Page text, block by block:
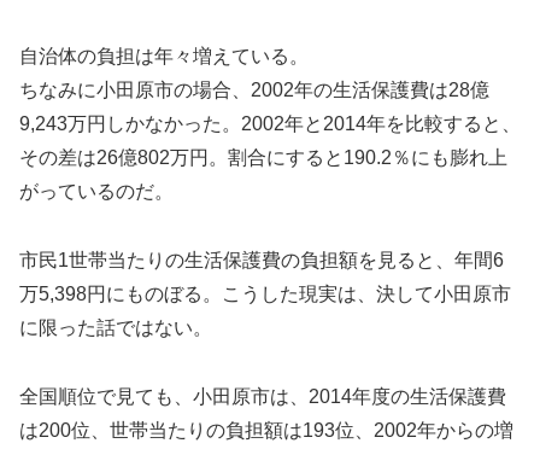
自治体の負担は年々増えている。
ちなみに小田原市の場合、2002年の生活保護費は28億
9,243万円しかなかった。2002年と2014年を比較すると、
その差は26億802万円。割合にすると190.2％にも膨れ上
がっているのだ。
市民1世帯当たりの生活保護費の負担額を見ると、年間6
万5,398円にものぼる。こうした現実は、決して小田原市
に限った話ではない。
全国順位で見ても、小田原市は、2014年度の生活保護費
は200位、世帯当たりの負担額は193位、2002年からの増